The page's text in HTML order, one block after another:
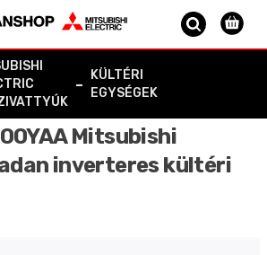
-
KÜLTÉRI
EGYSÉGEK
Mitsubishi
inverteres kültéri